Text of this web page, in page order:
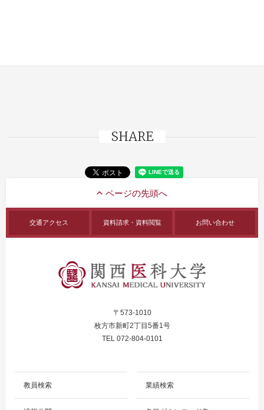
SHARE
交通アクセス 資料請求・資料閲覧 お問い合わせ
〒573-1010
枚方市新町2丁目5番1号
TEL 072-804-0101
教員検索 業績検索